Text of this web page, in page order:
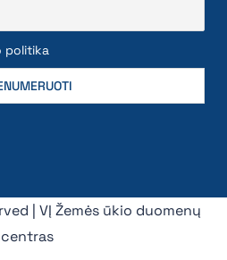
politika
| VĮ Žemės ūkio duomenų
centras